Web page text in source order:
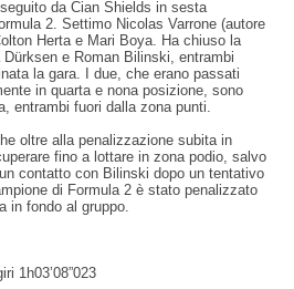
da Cian Shields in sesta
2. Settimo Nicolas Varrone (autore
Herta e Mari Boya. Ha chiuso la
e Roman Bilinski, entrambi
la gara. I due, che erano passati
in quarta e nona posizione, sono
entrambi fuori dalla zona punti.
oltre alla penalizzazione subita in
fino a lottare in zona podio, salvo
contatto con Bilinski dopo un tentativo
di Formula 2 è stato penalizzato
in fondo al gruppo.
1h03’08”023